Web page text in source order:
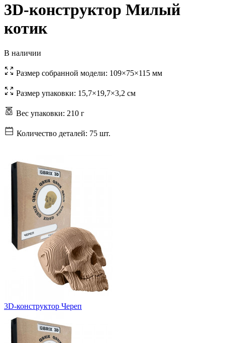
3D-конструктор Милый
котик
В наличии
Размер собранной модели: 109×75×115 мм
Размер упаковки: 15,7×19,7×3,2 см
Вес упаковки: 210 г
Количество деталей: 75 шт.
3D-конструктор Череп